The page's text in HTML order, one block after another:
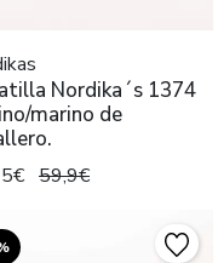
Nordika´s 1374
marino de
59,9€